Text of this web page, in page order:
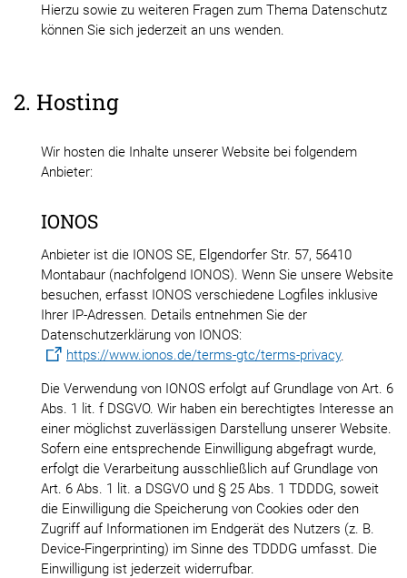
Hierzu sowie zu weiteren Fragen zum Thema Datenschutz
können Sie sich jederzeit an uns wenden.
2. Hosting
Wir hosten die Inhalte unserer Website bei folgendem
Anbieter:
IONOS
Anbieter ist die IONOS SE, Elgendorfer Str. 57, 56410
Montabaur (nachfolgend IONOS). Wenn Sie unsere Website
besuchen, erfasst IONOS verschiedene Logfiles inklusive
Ihrer IP-Adressen. Details entnehmen Sie der
Datenschutzerklärung von IONOS:
https://www.ionos.de/terms-gtc/terms-privacy.
Die Verwendung von IONOS erfolgt auf Grundlage von Art. 6
Abs. 1 lit. f DSGVO. Wir haben ein berechtigtes Interesse an
einer möglichst zuverlässigen Darstellung unserer Website.
Sofern eine entsprechende Einwilligung abgefragt wurde,
erfolgt die Verarbeitung ausschließlich auf Grundlage von
Art. 6 Abs. 1 lit. a DSGVO und § 25 Abs. 1 TDDDG, soweit
die Einwilligung die Speicherung von Cookies oder den
Zugriff auf Informationen im Endgerät des Nutzers (z. B.
Device-Fingerprinting) im Sinne des TDDDG umfasst. Die
Einwilligung ist jederzeit widerrufbar.